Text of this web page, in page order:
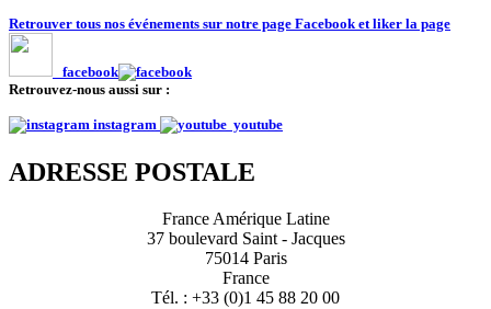
Retrouver tous nos événements sur notre page Facebook et liker la page
facebook
Retrouvez-nous aussi sur :
instagram youtube
ADRESSE POSTALE
France Amérique Latine
37 boulevard Saint - Jacques
75014 Paris
France
Tél. : +33 (0)1 45 88 20 00